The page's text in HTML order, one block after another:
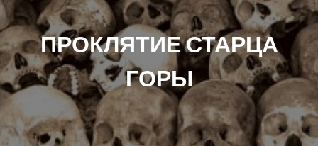
ПРОКЛЯТИЕ СТАРЦА
ГОРЫ